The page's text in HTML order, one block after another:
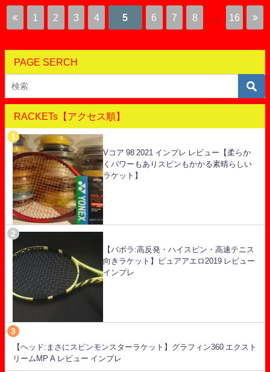
1 2 3 4 5 6 7 8 16
PAGE SERCH
RACKETs【アクセス順】
Vコア 98 2021 インプレ レビュー【柔らか
くパワーもありスピンもかかる素晴らしい
ラケット】
【バボラ:高反発・ハイスピン・高速テニス
向きラケット】ピュアアエロ2019 レビュー
インプレ
【ヘッド:まさにスピンモンスターラケット】グラフィン360 エクスト
リームMP A レビュー インプレ